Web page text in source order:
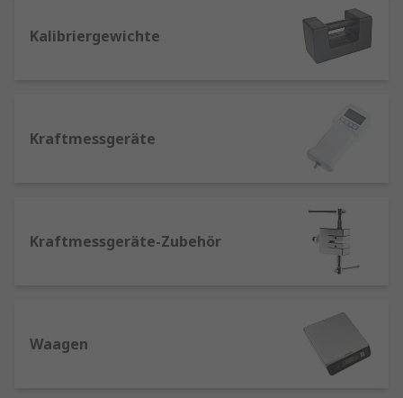
unserer eigenen RS PRO line mit dem besten
Preis-Leistungs-Verhältnis, und bieten eine
Kraftmessaufgaben. Wir haben auch eine
Waagen messen die Gesamtmasse von
Gegenständen oder Lasten, und können in einer
Kalibriergewichte
Kraftmessgeräte
Kraftmessgeräte-Zubehör
Waagen